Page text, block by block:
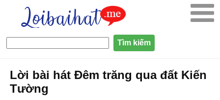
Lời bài hát Đêm trăng qua đất Kiến
Tường